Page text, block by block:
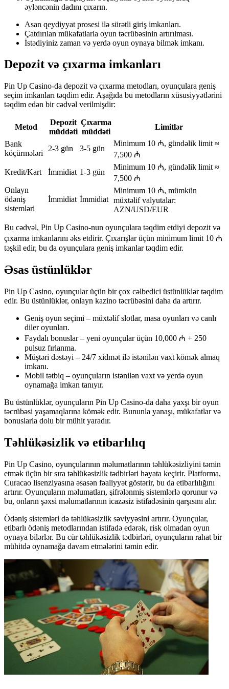
əyləncənin dadını çıxarın.
Asan qeydiyyat prosesi ilə sürətli giriş imkanları.
Çatdırılan mükafatlarla oyun təcrübəsinin artırılması.
İstədiyiniz zaman və yerdə oyun oynaya bilmək imkanı.
Depozit və çıxarma imkanları
Pin Up Casino-da depozit və çıxarma metodları, oyunçulara geniş
seçim imkanları təqdim edir. Aşağıda bu metodların xüsusiyyətlərini
təqdim edən bir cədvəl verilmişdir:
Metod
Depozit
müddəti
Çıxarma
müddəti
Limitlər
Bank
köçürmələri
2-3 gün 3-5 gün
Minimum 10 ₼, gündəlik limit ≈
7,500 ₼
Kredit/Kart
İmmidiat 1-3 gün
Minimum 10 ₼, gündəlik limit ≈
7,500 ₼
Onlayn
ödəniş
sistemləri
İmmidiat İmmidiat
Minimum 10 ₼, mümkün
müxtəlif valyutalar:
AZN/USD/EUR
Bu cədvəl, Pin Up Casino-nun oyunçulara təqdim etdiyi depozit və
çıxarma imkanlarını əks etdirir. Çıxarışlar üçün minimum limit 10 ₼
təşkil edir, bu da oyunçulara geniş imkanlar təqdim edir.
Əsas üstünlüklər
Pin Up Casino, oyunçular üçün bir çox cəlbedici üstünlüklər təqdim
edir. Bu üstünlüklər, onlayn kazino təcrübəsini daha da artırır.
Geniş oyun seçimi – müxtəlif slotlar, masa oyunları və canlı
diler oyunları.
Faydalı bonuslar – yeni oyunçular üçün 10,000 ₼ + 250
pulsuz fırlanma.
Müştəri dəstəyi – 24/7 xidmət ilə istənilən vaxt kömək almaq
imkanı.
Mobil tətbiq – oyunçuların istənilən vaxt və yerdə oyun
oynamağa imkan tanıyır.
Bu üstünlüklər, oyunçuların Pin Up Casino-da daha yaxşı bir oyun
təcrübəsi yaşamaqlarına kömək edir. Bununla yanaşı, mükafatlar və
bonuslarla dolu bir mühit yaradır.
Təhlükəsizlik və etibarlılıq
Pin Up Casino, oyunçularının məlumatlarının təhlükəsizliyini təmin
etmək üçün bir sıra təhlükəsizlik tədbirləri həyata keçirir. Platforma,
Curacao lisenziyasına əsasən fəaliyyət göstərir, bu da etibarlılığını
artırır. Oyunçuların məlumatları, şifrələnmiş sistemlərlə qorunur və
bu, onların şəxsi məlumatlarının icazəsiz istifadəsinin qarşısını alır.
Ödəniş sistemləri də təhlükəsizlik səviyyəsini artırır. Oyunçular,
etibarlı ödəniş metodlarından istifadə edərək, risk olmadan oyun
oynaya bilərlər. Bu cür təhlükəsizlik tədbirləri, oyunçuların rahat bir
mühitdə oynamağa davam etmələrini təmin edir.